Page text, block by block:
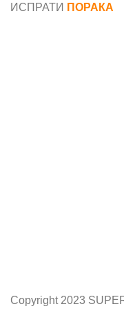
ИСПРАТИ ПОРАКА
Copyright 2023